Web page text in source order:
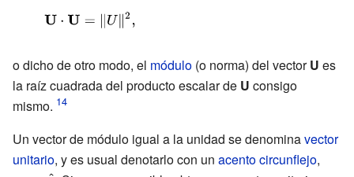
{\displaystyle
\cdot \mathbf
{U} =\lVert
U\rVert
^{2},}
o dicho de otro modo, el módulo (o norma) del vectorU es
la raíz cuadrada del producto escalar de U consigo
mismo.
Un vector de módulo igual a la unidad se denominavector
unitario, y es usual denotarlo con un acento circunflejo,